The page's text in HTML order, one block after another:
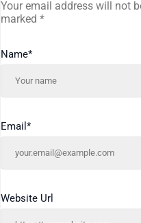
Your email address will not
marked *
Name*
Email *
Website Url